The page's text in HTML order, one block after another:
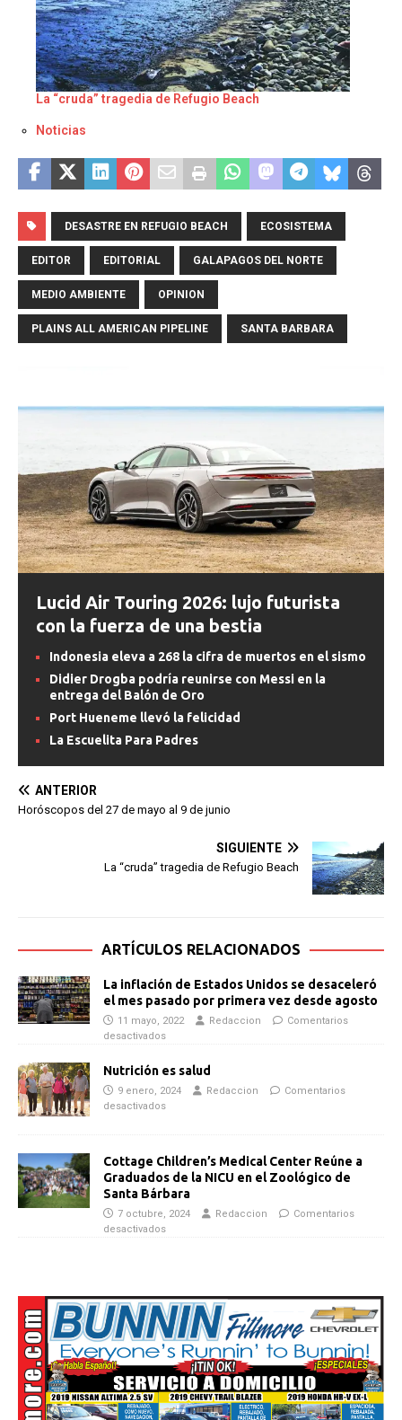
La “cruda” tragedia de Refugio Beach
Respecto a
Noticias
DESASTRE EN REFUGIO BEACH ECOSISTEMA
EDITOR EDITORIAL GALAPAGOS DEL NORTE
MEDIO AMBIENTE OPINION
PLAINS ALL AMERICAN PIPELINE SANTA BARBARA
Lucid Air Touring 2026: lujo futurista
con la fuerza de una bestia
Indonesia eleva a 268 la cifra de muertos en el sismo
Didier Drogba podría reunirse con Messi en la
entrega del Balón de Oro
Port Hueneme llevó la felicidad
La Escuelita Para Padres
ANTERIOR
Horóscopos del 27 de mayo al 9 de junio
SIGUIENTE
La “cruda” tragedia de Refugio Beach
ARTÍCULOS RELACIONADOS
La inflación de Estados Unidos se desaceleró
el mes pasado por primera vez desde agosto
11 mayo, 2022 Redaccion
Comentarios
desactivados
Nutrición es salud
9 enero, 2024 Redaccion
Comentarios
desactivados
Cottage Children’s Medical Center Reúne a
Graduados de la NICU en el Zoológico de
Santa Bárbara
7 octubre, 2024 Redaccion
Comentarios
desactivados